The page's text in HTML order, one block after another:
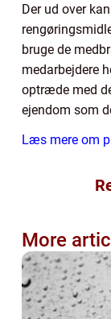
Der ud over
bruge de
medarbejdere
optræde med
ejendom som
Læs mere om
More